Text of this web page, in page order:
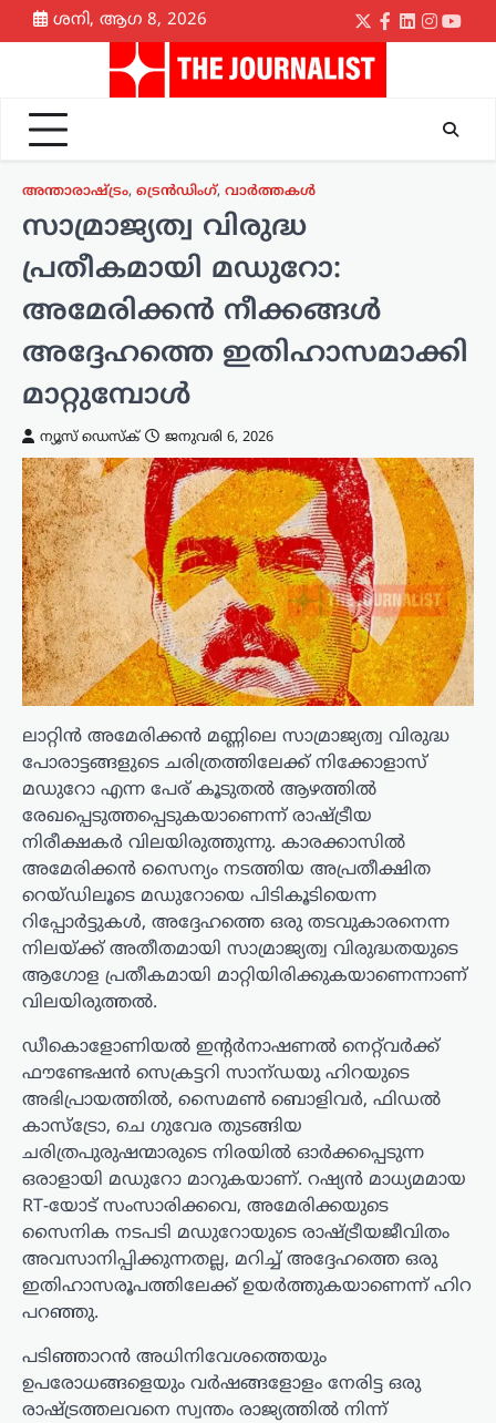
Skip
to
ശനി, ആഗ 8, 2026
Twitter
Facebook
LinkedIn
അന്താരാഷ്ട്രം, ട്രെൻഡിംഗ്, വാർത്തകൾ
സാമ്രാജ്യത്വ വിരുദ്ധ
പ്രതീകമായി മഡുറോ:
അമേരിക്കൻ നീക്കങ്ങൾ
അദ്ദേഹത്തെ ഇതിഹാസമാക്കി
മാറ്റുമ്പോൾ
ന്യൂസ് ഡെസ്ക് ജനുവരി 6, 2026
ലാറ്റിൻ അമേരിക്കൻ മണ്ണിലെ സാമ്രാജ്യത്വ വിരുദ്ധ
പോരാട്ടങ്ങളുടെ ചരിത്രത്തിലേക്ക് നിക്കോളാസ്
മഡുറോ എന്ന പേര് കൂടുതൽ ആഴത്തിൽ
രേഖപ്പെടുത്തപ്പെടുകയാണെന്ന് രാഷ്ട്രീയ
നിരീക്ഷകർ വിലയിരുത്തുന്നു. കാരക്കാസിൽ
അമേരിക്കൻ സൈന്യം നടത്തിയ അപ്രതീക്ഷിത
റെയ്ഡിലൂടെ മഡുറോയെ പിടികൂടിയെന്ന
റിപ്പോർട്ടുകൾ, അദ്ദേഹത്തെ ഒരു തടവുകാരനെന്ന
നിലയ്ക്ക് അതീതമായി സാമ്രാജ്യത്വ വിരുദ്ധതയുടെ
ആഗോള പ്രതീകമായി മാറ്റിയിരിക്കുകയാണെന്നാണ്
വിലയിരുത്തൽ.
ഡീകൊളോണിയൽ ഇന്റർനാഷണൽ നെറ്റ്‌വർക്ക്
ഫൗണ്ടേഷൻ സെക്രട്ടറി സാന്ഡയു ഹിറയുടെ
അഭിപ്രായത്തിൽ, സൈമൺ ബൊളിവർ, ഫിഡൽ
കാസ്ട്രോ, ചെ ഗുവേര തുടങ്ങിയ
ചരിത്രപുരുഷന്മാരുടെ നിരയിൽ ഓർക്കപ്പെടുന്ന
ഒരാളായി മഡുറോ മാറുകയാണ്. റഷ്യൻ മാധ്യമമായ
RT-യോട് സംസാരിക്കവെ, അമേരിക്കയുടെ
സൈനിക നടപടി മഡുറോയുടെ രാഷ്ട്രീയജീവിതം
അവസാനിപ്പിക്കുന്നതല്ല, മറിച്ച് അദ്ദേഹത്തെ ഒരു
ഇതിഹാസരൂപത്തിലേക്ക് ഉയർത്തുകയാണെന്ന് ഹിറ
പറഞ്ഞു.
പടിഞ്ഞാറൻ അധിനിവേശത്തെയും
ഉപരോധങ്ങളെയും വർഷങ്ങളോളം നേരിട്ട ഒരു
രാഷ്ട്രത്തലവനെ സ്വന്തം രാജ്യത്തിൽ നിന്ന്